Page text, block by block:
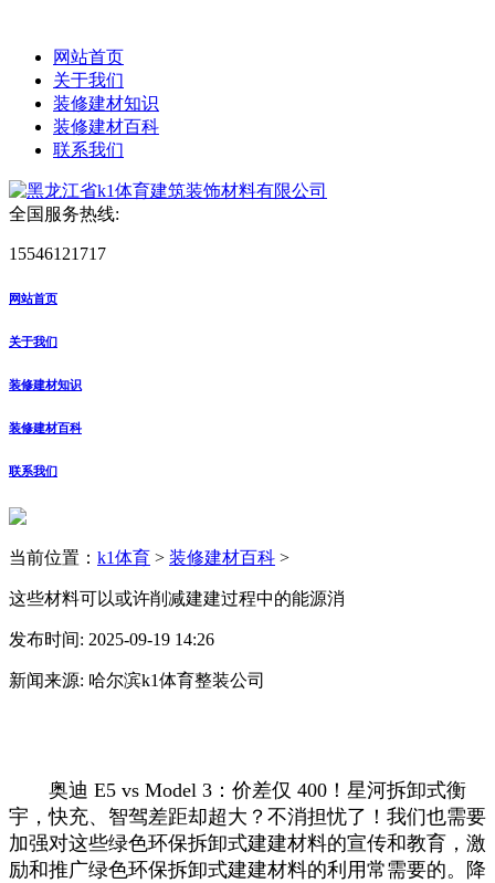
网站首页
关于我们
装修建材知识
装修建材百科
联系我们
全国服务热线:
15546121717
网站首页
关于我们
装修建材知识
装修建材百科
联系我们
当前位置： k1体育 > 装修建材百科 >
这些材料可以或许削减建建过程中的能源消
发布时间: 2025-09-19 14:26
新闻来源: 哈尔滨k1体育整装公司
奥迪 E5 vs Model 3：价差仅 400！星河拆卸式衡
宇，快充、智驾差距却超大？不消担忧了！我们也需要
加强对这些绿色环保拆卸式建建材料的宣传和教育，激
励和推广绿色环保拆卸式建建材料的利用常需要的。降